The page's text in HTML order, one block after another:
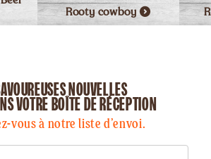
Rooty cowboy
NOUVELLES
VOTRE BOÎTE DE RÉCEPTION
vous à notre liste d’envoi.